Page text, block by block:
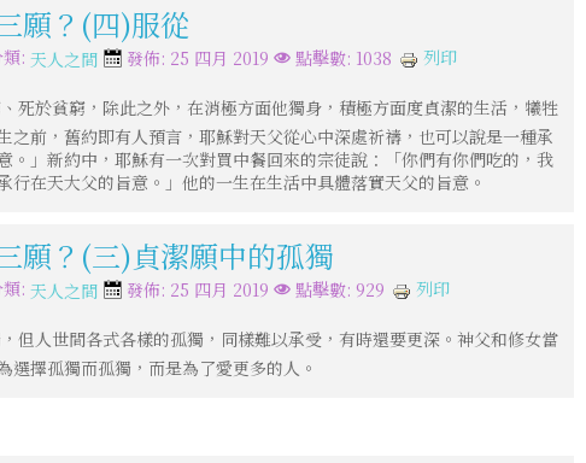
願？(四)服從
: 天人之間 發佈: 25 四月 2019 點擊數: 1038 列印
死於貧窮，除此之外，在消極方面他獨身，積極方面度貞潔的生活，犧牲
之前，舊約即有人預言，耶穌對天父從心中深處祈禱，也可以說是一種承
。」新約中，耶穌有一次對買中餐回來的宗徒說：「你們有你們吃的，我
行在天大父的旨意。」他的一生在生活中具體落實天父的旨意。
願？(三)貞潔願中的孤獨
: 天人之間 發佈: 25 四月 2019 點擊數: 929 列印
但人世間各式各樣的孤獨，同樣難以承受，有時還要更深。神父和修女當
選擇孤獨而孤獨，而是為了愛更多的人。